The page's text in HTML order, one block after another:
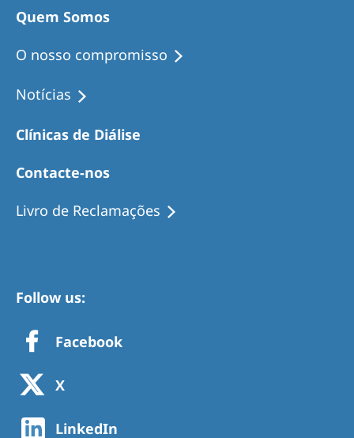
Quem Somos
O nosso compromisso
Notícias
Clínicas de Diálise
Contacte-nos
Livro de Reclamações
Follow us:
Facebook
X
LinkedIn